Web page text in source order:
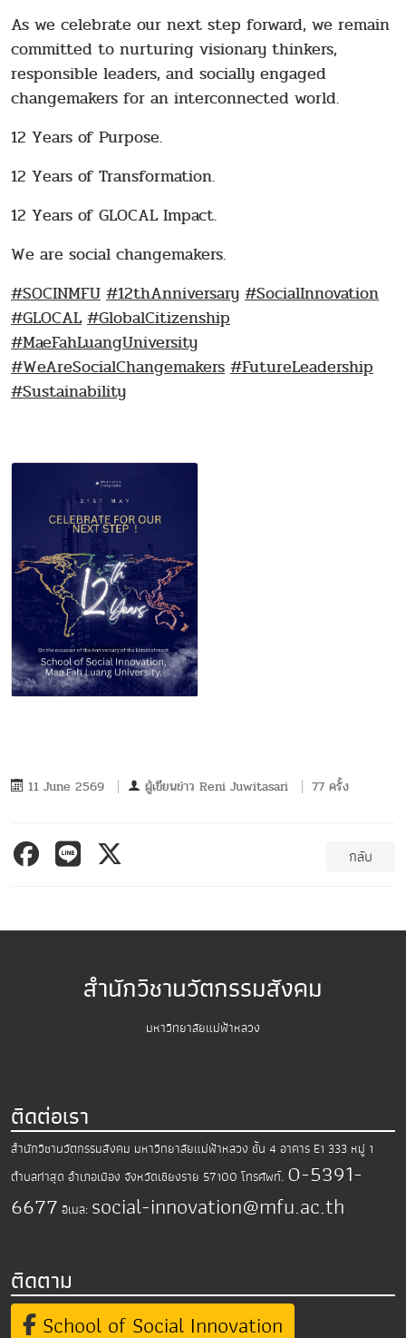
As we celebrate our next step forward, we remain
committed to nurturing visionary thinkers,
responsible leaders, and socially engaged
changemakers for an interconnected world.
12 Years of Purpose.
12 Years of Transformation.
12 Years of GLOCAL Impact.
We are social changemakers.
#SOCINMFU #12thAnniversary #SocialInnovation
#GLOCAL #GlobalCitizenship
#MaeFahLuangUniversity
#WeAreSocialChangemakers #FutureLeadership
#Sustainability
11 June 2569 ผู้เขียนข่าว Reni Juwitasari 77 ครั้ง
กลับ
สำนักวิชานวัตกรรมสังคม
มหาวิทยาลัยแม่ฟ้าหลวง
ติดต่อเรา
สำนักวิชานวัตกรรมสังคม มหาวิทยาลัยแม่ฟ้าหลวง ชั้น 4 อาคาร E1 333 หมู่ 1
ตำบลท่าสุด อำเภอเมือง จังหวัดเชียงราย 57100 โทรศัพท์. 0-5391-
6677 อีเมล: social-innovation@mfu.ac.th
ติดตาม
School of Social Innovation